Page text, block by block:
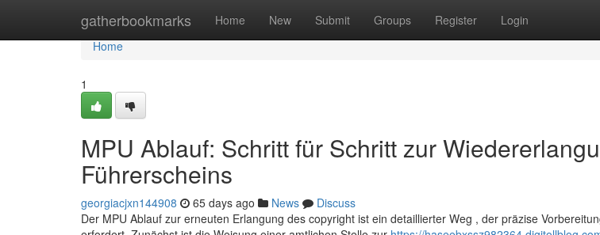
gatherbookmarks Home New Submit Groups Register Login
Home
Home
1
MPU Ablauf: Schritt für Schritt zur
Führerscheins
georgiacjxn144908 65 days ago News
Discuss
Der MPU Ablauf zur erneuten Erlangung des copyright ist ein detaillierter Weg , der präzise